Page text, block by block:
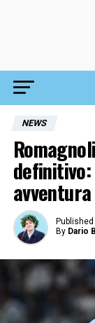
NEWS
avventura
Published
By Dario